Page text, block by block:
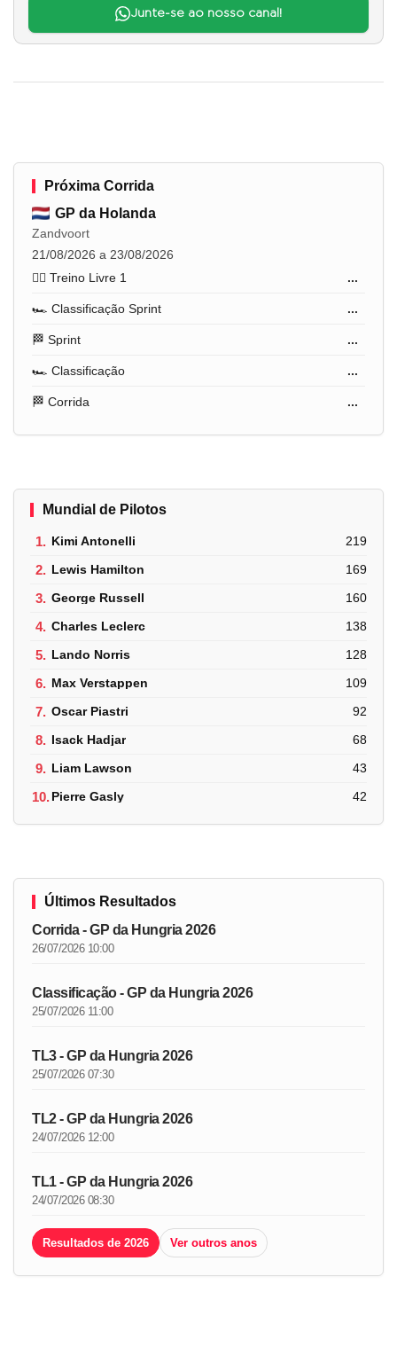
Junte-se ao nosso canal!
Próxima Corrida
GP da Holanda
Zandvoort
21/08/2026 a 23/08/2026
🏋️‍♂️ Treino Livre 1
...
🏎️ Classificação Sprint ...
🏁 Sprint ...
🏎️ Classificação ...
🏁 Corrida ...
Mundial de Pilotos
1. Kimi Antonelli 219
2. Lewis Hamilton 169
3. George Russell 160
4. Charles Leclerc 138
5. Lando Norris 128
6. Max Verstappen 109
7. Oscar Piastri 92
8. Isack Hadjar 68
9. Liam Lawson 43
10.Pierre Gasly 42
Últimos Resultados
Corrida - GP da Hungria 2026
26/07/2026 10:00
Classificação - GP da Hungria 2026
25/07/2026 11:00
TL3 - GP da Hungria 2026
25/07/2026 07:30
TL2 - GP da Hungria 2026
24/07/2026 12:00
TL1 - GP da Hungria 2026
24/07/2026 08:30
Resultados de 2026 Ver outros anos